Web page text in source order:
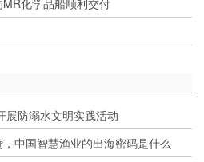
化学品船顺利交付
展防溺水文明实践活动
中国智慧渔业的出海密码是什么